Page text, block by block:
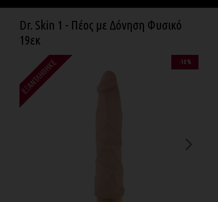
Dr. Skin 1 - Πέος με Δόνηση Φυσικό
19εκ
-10 %
ΕΞΑΝΤΛΉΘΗΚΕ